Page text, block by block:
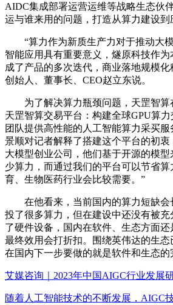
AIDC集成部署运营运维等战略生态伙
运与谁来用的问题，打造从算力建设到
“算力作为新质生产力对于推动大
智能应用具有重要意义，燧原科技作
成了产品的多次迭代，商业落地规模
创始人、董事长、CEO赵立东说。
为了解决算力瓶颈问题，天罡智算
天罡智算交易平台：构建全球GPU算
团队提供高性能的人工智能算力采买
景顺对记者解释了搭建这个平台的初衷
大模型创业公司，他们基于开源的模
少算力，而通过我们的平台可以节省
育、生物医药行业会比较需要。”
在他看来，当前国内的算力短缺会
投了很多算力，但在建设中还没有被
了硬件设备，国内在软件、生态方面
最终效用会打折扣。围绕英伟达的生
在国内下一步要做的就是软件和生态的
艾媒咨询｜2023年中国AIGC行业发展
随着人工智能技术的不断发展，AIGC